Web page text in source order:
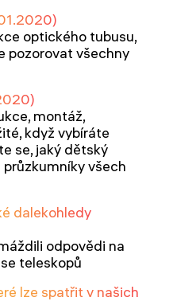
optického tubusu,
pozorovat všechny
montáž,
když vybíráte
se, jaký dětský
všech
dalekohledy
odpovědi na
teleskopů
lze spatřit v našich